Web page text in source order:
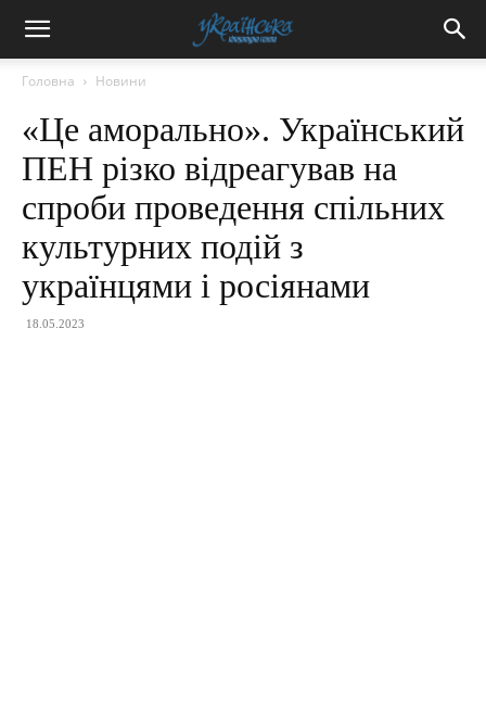
Головна Новини
«Це аморально». Український
ПЕН різко відреагував на
спроби проведення спільних
культурних подій з
українцями і росіянами
18.05.2023